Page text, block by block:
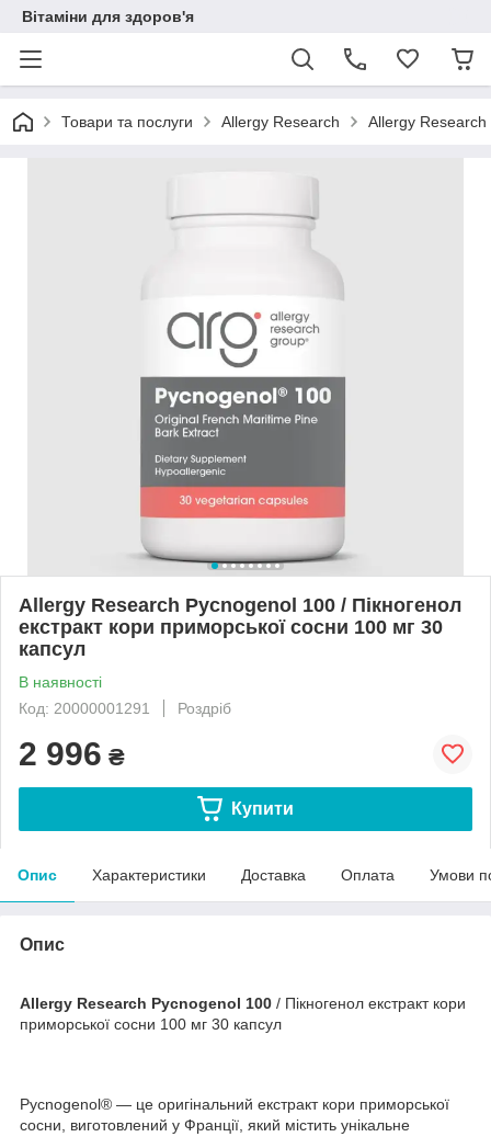
Вітаміни для здоров'я
Товари та послуги Allergy Research Allergy Research
Allergy Research Pycnogenol 100 / Пікногенол
екстракт кори приморської сосни 100 мг 30
капсул
В наявності
Код: 20000001291
Роздріб
2 996 ₴
Купити
Опис Характеристики Доставка Оплата Умови
Опис
Allergy Research Pycnogenol 100 / Пікногенол екстракт кори
приморської сосни 100 мг 30 капсул
Pycnogenol® — це оригінальний екстракт кори приморської
сосни, виготовлений у Франції, який містить унікальне